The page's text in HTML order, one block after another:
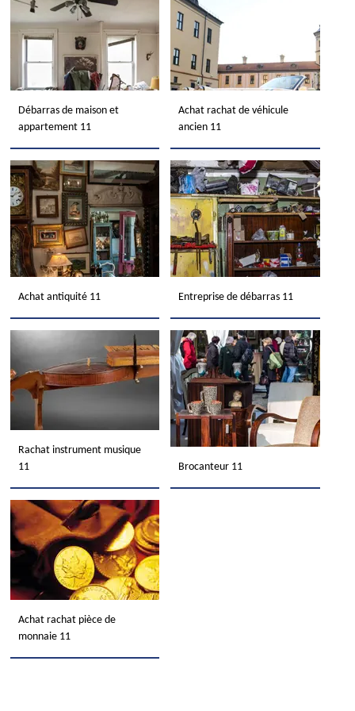
Débarras de maison et
appartement 11
Achat rachat de véhicule
ancien 11
Achat antiquité 11 Entreprise de débarras 11
Rachat instrument musique
11
Brocanteur 11
Achat rachat pièce de
monnaie 11